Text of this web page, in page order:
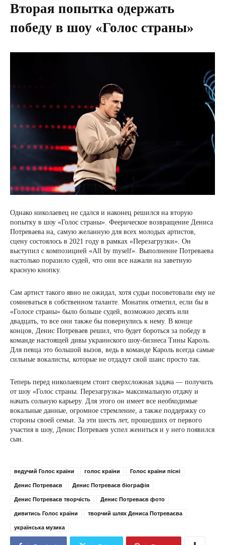
Вторая попытка одержать
победу в шоу «Голос страны»
Однако николаевец не сдался и наконец решился на вторую
попытку в шоу «Голос страны». Феерическое возвращение Дениса
Потреваева на, самую желанную для всех молодых артистов,
сцену состоялось в 2021 году в рамках «Перезагрузки». Он
выступил с композицией «All by myself». Выполнение Потреваева
настолько поразило судей, что они все нажали на заветную
красную кнопку.
Сам артист такого явно не ожидал, хотя судьи посоветовали ему не
сомневаться в собственном таланте. Монатик отметил, если бы в
«Голосе страны» было больше судей, возможно десять или
двадцать, то все они также бы повернулись к нему. В конце
концов, Денис Потреваев решил, что будет бороться за победу в
команде настоящей дивы украинского шоу-бизнеса Тины Кароль.
Для певца это большой вызов, ведь в команде Кароль всегда самые
сильные вокалисты, которые не отдадут свой шанс просто так.
Теперь перед николаевцем стоит сверхсложная задача — получить
от шоу «Голос страны. Перезагрузка» максимальную отдачу и
начать сольную карьеру. Для этого он имеет все необходимые
вокальные данные, огромное стремление, а также поддержку со
стороны своей семьи. За эти шесть лет, прошедших от первого
участия в шоу, Денис Потреваев успел жениться и у него появился
сын.
ведучий Голос країни голос країни Голос країни пісні
Денис Потреваєв Денис Потреваєв біографія
Денис Потреваєв творчість Денис Потреваєв фото
дивитись Голос країни творчий шлях Дениса Потреваєва
українська музика